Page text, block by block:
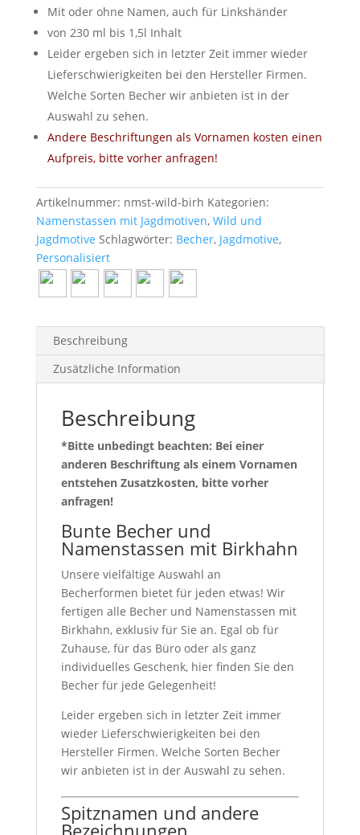
Mit oder ohne Namen, auch für Linkshänder
von 230 ml bis 1,5l Inhalt
Leider ergeben sich in letzter Zeit immer wieder
Lieferschwierigkeiten bei den Hersteller Firmen.
Welche Sorten Becher wir anbieten ist in der
Auswahl zu sehen.
Andere Beschriftungen als Vornamen kosten einen
Aufpreis, bitte vorher anfragen!
Artikelnummer: nmst-wild-birh Kategorien:
Namenstassen mit Jagdmotiven, Wild und
Jagdmotive Schlagwörter: Becher, Jagdmotive,
Personalisiert
Beschreibung
Zusätzliche Information
Beschreibung
*Bitte unbedingt beachten: Bei einer
anderen Beschriftung als einem Vornamen
entstehen Zusatzkosten, bitte vorher
anfragen!
Bunte Becher und
Namenstassen mit Birkhahn
Unsere vielfältige Auswahl an
Becherformen bietet für jeden etwas! Wir
fertigen alle Becher und Namenstassen mit
Birkhahn, exklusiv für Sie an. Egal ob für
Zuhause, für das Büro oder als ganz
individuelles Geschenk, hier finden Sie den
Becher für jede Gelegenheit!
Leider ergeben sich in letzter Zeit immer
wieder Lieferschwierigkeiten bei den
Hersteller Firmen. Welche Sorten Becher
wir anbieten ist in der Auswahl zu sehen.
Spitznamen und andere
Bezeichnungen